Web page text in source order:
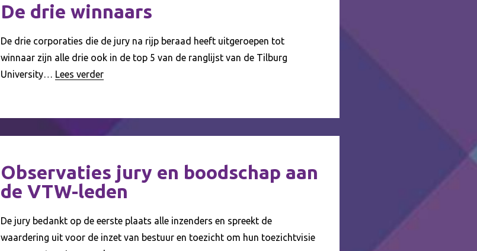
De drie ­winnaars
De drie corporaties die de jury na rijp beraad heeft uitgeroepen tot
winnaar zijn alle drie ook in de top 5 van de ranglijst van de Tilburg
University… Lees verder
Observaties jury en ­boodschap aan
de VTW-leden
De jury bedankt op de eerste plaats alle inzenders en spreekt de
waardering uit voor de inzet van bestuur en toezicht om hun toezichtvisie